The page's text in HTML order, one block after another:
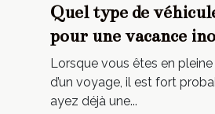
Quel type de
pour une vacance
été ?
Lorsque vous êtes en
d’un voyage, il est fort
ayez déjà une...